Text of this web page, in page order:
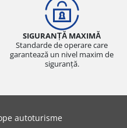
SIGURANȚĂ MAXIMĂ
Standarde de operare care
garantează un nivel maxim de
siguranță.
autoturisme